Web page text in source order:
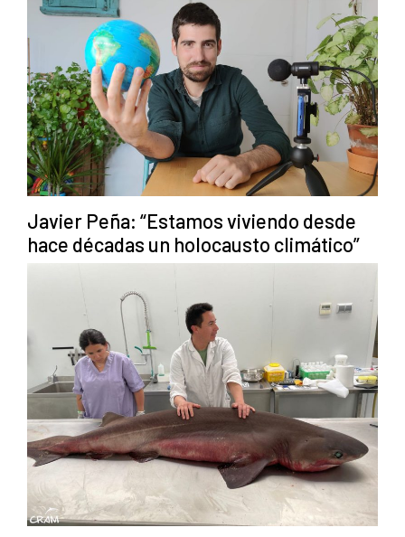
Javier Peña: “Estamos viviendo desde
hace décadas un holocausto climático”